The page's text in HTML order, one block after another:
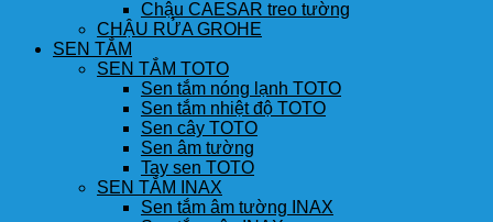
Chậu CAESAR treo tường
CHẬU RỬA GROHE
SEN TẮM
SEN TẮM TOTO
Sen tắm nóng lạnh TOTO
Sen tắm nhiệt độ TOTO
Sen cây TOTO
Sen âm tường
Tay sen TOTO
SEN TẮM INAX
Sen tắm âm tường INAX